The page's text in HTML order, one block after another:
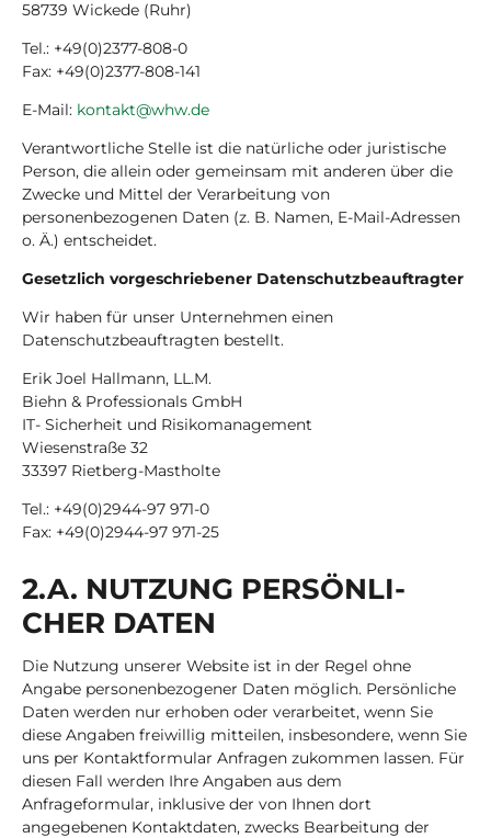
58739 Wickede (Ruhr)
Tel.: +49(0)2377-808-0
Fax: +49(0)2377-808-141
E-Mail: kontakt@whw.de
Verantwortliche Stelle ist die natürliche oder juristische
Person, die allein oder gemeinsam mit anderen über die
Zwecke und Mittel der Verarbeitung von
personenbezogenen Daten (z. B. Namen, E-Mail-Adressen
o. Ä.) entscheidet.
Gesetzlich vorgeschriebener Datenschutzbeauftragter
Wir haben für unser Unternehmen einen
Datenschutzbeauftragten bestellt.
Erik Joel Hallmann, LL.M.
Biehn & Professionals GmbH
IT- Sicherheit und Risikomanagement
Wiesenstraße 32
33397 Rietberg-Mastholte
Tel.: +49(0)2944-97 971-0
Fax: +49(0)2944-97 971-25
2.A. NUT­ZUNG PER­SÖN­LI­
CHER DATEN
Die Nutzung unserer Website ist in der Regel ohne
Angabe personenbezogener Daten möglich. Persönliche
Daten werden nur erhoben oder verarbeitet, wenn Sie
diese Angaben freiwillig mitteilen, insbesondere, wenn Sie
uns per Kontaktformular Anfragen zukommen lassen. Für
diesen Fall werden Ihre Angaben aus dem
Anfrageformular, inklusive der von Ihnen dort
angegebenen Kontaktdaten, zwecks Bearbeitung der